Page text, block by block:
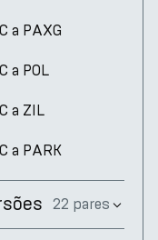
a PAXG
a POL
a ZIL
a PARK
22 pares